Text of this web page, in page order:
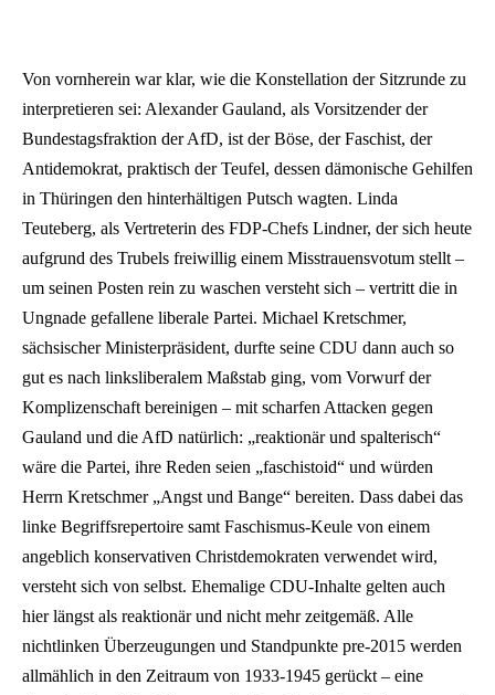
Von vornherein war klar, wie die Konstellation der Sitzrunde zu
interpretieren sei: Alexander Gauland, als Vorsitzender der
Bundestagsfraktion der AfD, ist der Böse, der Faschist, der
Antidemokrat, praktisch der Teufel, dessen dämonische Gehilfen
in Thüringen den hinterhältigen Putsch wagten. Linda
Teuteberg, als Vertreterin des FDP-Chefs Lindner, der sich heute
aufgrund des Trubels freiwillig einem Misstrauensvotum stellt –
um seinen Posten rein zu waschen versteht sich – vertritt die in
Ungnade gefallene liberale Partei. Michael Kretschmer,
sächsischer Ministerpräsident, durfte seine CDU dann auch so
gut es nach linksliberalem Maßstab ging, vom Vorwurf der
Komplizenschaft bereinigen – mit scharfen Attacken gegen
Gauland und die AfD natürlich: „reaktionär und spalterisch“
wäre die Partei, ihre Reden seien „faschistoid“ und würden
Herrn Kretschmer „Angst und Bange“ bereiten. Dass dabei das
linke Begriffsrepertoire samt Faschismus-Keule von einem
angeblich konservativen Christdemokraten verwendet wird,
versteht sich von selbst. Ehemalige CDU-Inhalte gelten auch
hier längst als reaktionär und nicht mehr zeitgemäß. Alle
nichtlinken Überzeugungen und Standpunkte pre-2015 werden
allmählich in den Zeitraum von 1933-1945 gerückt – eine